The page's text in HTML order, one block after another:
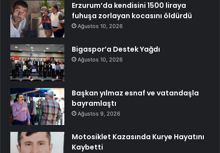
Erzurum’da kendisini 1500 liraya
fuhuşa zorlayan kocasını öldürdü
Ağustos 10, 2026
Bigaspor’a Destek Yağdı
Ağustos 10, 2026
Başkan yılmaz esnaf ve vatandaşla
bayramlaştı
Ağustos 9, 2026
Motosiklet Kazasında Kurye Hayatını
Kaybetti